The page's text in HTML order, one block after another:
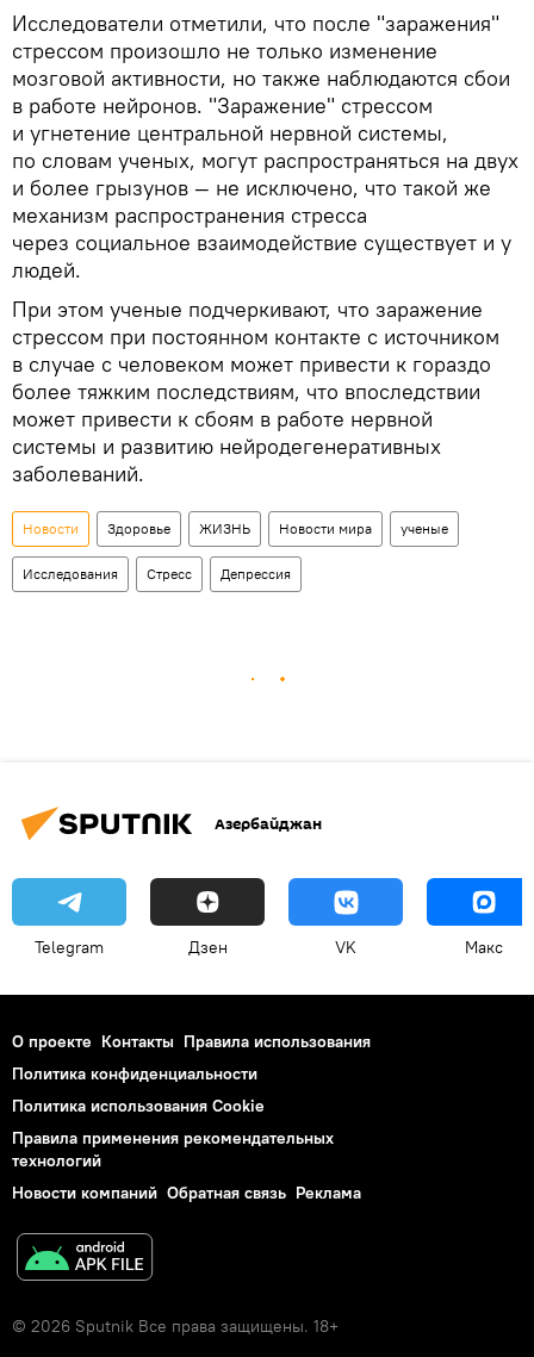
Исследователи отметили, что после "заражения"
стрессом произошло не только изменение
мозговой активности, но также наблюдаются сбои
в работе нейронов. "Заражение" стрессом
и угнетение центральной нервной системы,
по словам ученых, могут распространяться на двух
и более грызунов — не исключено, что такой же
механизм распространения стресса
через социальное взаимодействие существует и у
людей.
При этом ученые подчеркивают, что заражение
стрессом при постоянном контакте с источником
в случае с человеком может привести к гораздо
более тяжким последствиям, что впоследствии
может привести к сбоям в работе нервной
системы и развитию нейродегенеративных
заболеваний.
Новости Здоровье ЖИЗНЬ Новости мира ученые
Исследования Стресс Депрессия
Азербайджан
Telegram Дзен VK Макс
О проекте Контакты Правила использования
Политика конфиденциальности
Политика использования Cookie
Правила применения рекомендательных
технологий
Новости компаний Обратная связь Реклама
© 2026 Sputnik Все права защищены. 18+